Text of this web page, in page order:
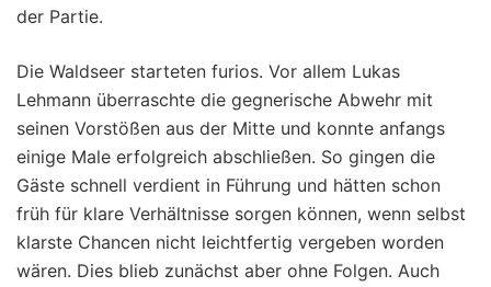
der Partie.
Die Waldseer starteten furios. Vor allem Lukas
Lehmann überraschte die gegnerische Abwehr mit
seinen Vorstößen aus der Mitte und konnte anfangs
einige Male erfolgreich abschließen. So gingen die
Gäste schnell verdient in Führung und hätten schon
früh für klare Verhältnisse sorgen können, wenn selbst
klarste Chancen nicht leichtfertig vergeben worden
wären. Dies blieb zunächst aber ohne Folgen. Auch